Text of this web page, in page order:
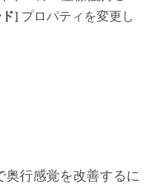
]プロパティを変更し
奥行感覚を改善するに